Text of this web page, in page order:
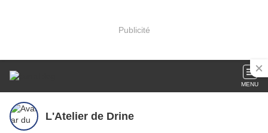
Publicité
MENU
L'Atelier de Drine